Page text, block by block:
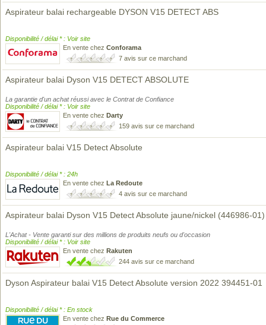
Aspirateur balai rechargeable DYSON V15 DETECT ABS
Disponibilité / délai * : Voir site
En vente chez Conforama
7 avis sur ce marchand
Aspirateur balai Dyson V15 DETECT ABSOLUTE
La garantie d'un achat réussi avec le Contrat de Confiance
Disponibilité / délai * : Voir site
En vente chez Darty
159 avis sur ce marchand
Aspirateur balai V15 Detect Absolute
Disponibilité / délai * : 24h
En vente chez La Redoute
4 avis sur ce marchand
Aspirateur balai Dyson V15 Detect Absolute jaune/nickel (446986-01)
L'Achat - Vente garanti sur des millions de produits neufs ou d'occasion
Disponibilité / délai * : Voir site
En vente chez Rakuten
244 avis sur ce marchand
Dyson Aspirateur balai V15 Detect Absolute version 2022 394451-01
Disponibilité / délai * : En stock
En vente chez Rue du Commerce